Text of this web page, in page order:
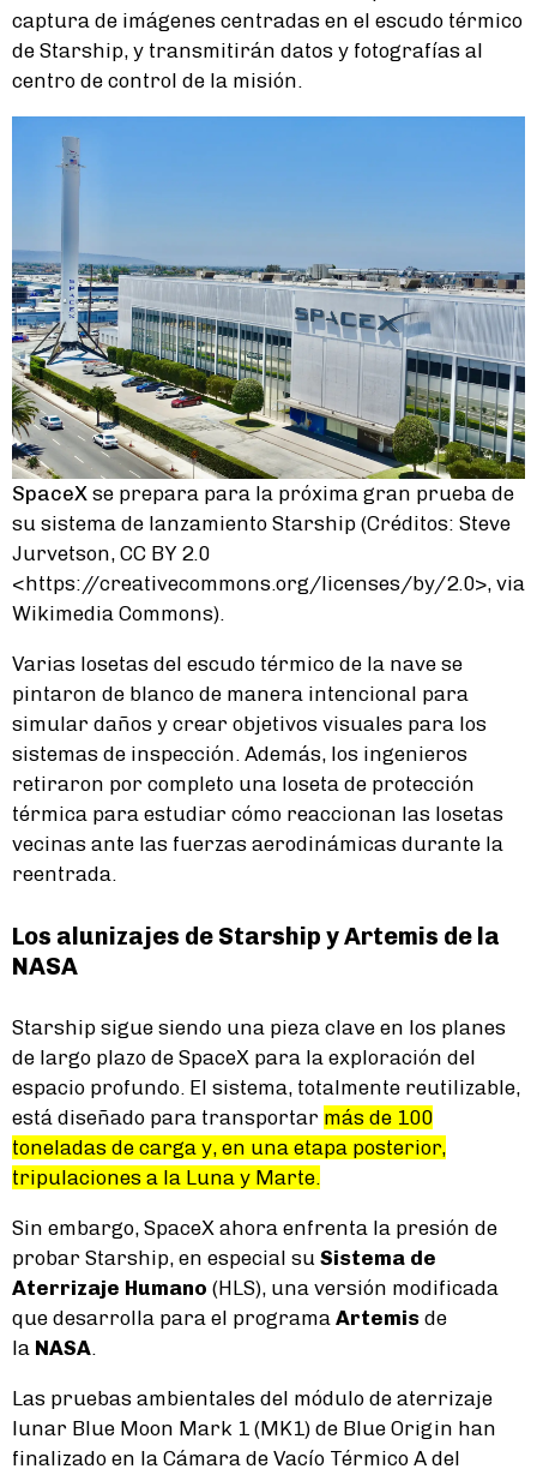
captura de imágenes centradas en el escudo térmico
de Starship, y transmitirán datos y fotografías al
centro de control de la misión.
SpaceX se prepara para la próxima gran prueba de
su sistema de lanzamiento Starship (Créditos: Steve
Jurvetson, CC BY 2.0
<https://creativecommons.org/licenses/by/2.0>, via
Wikimedia Commons).
Varias losetas del escudo térmico de la nave se
pintaron de blanco de manera intencional para
simular daños y crear objetivos visuales para los
sistemas de inspección. Además, los ingenieros
retiraron por completo una loseta de protección
térmica para estudiar cómo reaccionan las losetas
vecinas ante las fuerzas aerodinámicas durante la
reentrada.
Los alunizajes de Starship y Artemis de la
NASA
Starship sigue siendo una pieza clave en los planes
de largo plazo de SpaceX para la exploración del
espacio profundo. El sistema, totalmente reutilizable,
está diseñado para transportar más de 100
toneladas de carga y, en una etapa posterior,
tripulaciones a la Luna y Marte.
Sin embargo, SpaceX ahora enfrenta la presión de
probar Starship, en especial su Sistema de
Aterrizaje Humano (HLS), una versión modificada
que desarrolla para el programa Artemis de
la NASA.
Las pruebas ambientales del módulo de aterrizaje
lunar Blue Moon Mark 1 (MK1) de Blue Origin han
finalizado en la Cámara de Vacío Térmico A del